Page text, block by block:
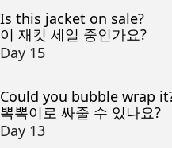
Is this jacket on sale?
이 재킷 세일 중인가요?
Day 15
Could you bubble wrap
뽁뽁이로 싸줄 수 있나요?
Day 13